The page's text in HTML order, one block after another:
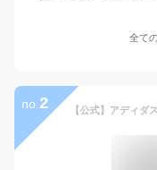
全て
no. 2